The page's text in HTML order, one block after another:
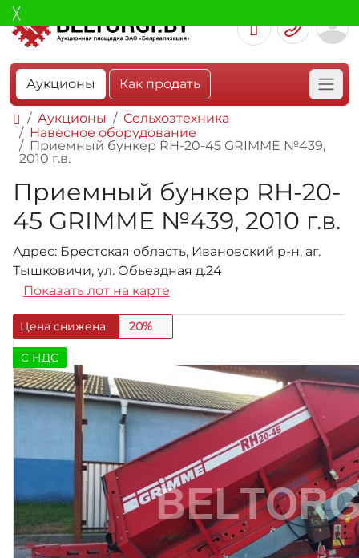
Аукционы Как продать
Аукционы
Сельхозтехника
Навесное оборудование
Приемный бункер RH-20-45 GRIMME №439,
2010 г.в.
Приемный бункер RH-20-
45 GRIMME №439, 2010 г.в.
Адрес: Брестская область, Ивановский р-н, аг.
Тышковичи, ул. Обьездная д.24
Показать лот на карте
Цена снижена 20%
C НДС